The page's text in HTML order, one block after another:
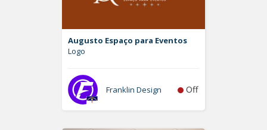
Augusto Espaço para Eventos
Logo
Franklin Design Off